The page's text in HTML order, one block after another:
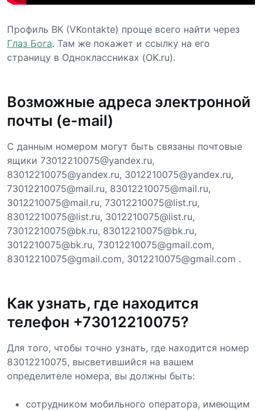
Профиль ВК (VKontakte) проще всего найти через
Глаз Бога. Там же покажет и ссылку на его
страницу в Одноклассниках (OK.ru).
Возможные адреса электронной
почты (e-mail)
С данным номером могут быть связаны почтовые
ящики 73012210075@yandex.ru,
83012210075@yandex.ru, 3012210075@yandex.ru,
73012210075@mail.ru, 83012210075@mail.ru,
3012210075@mail.ru, 73012210075@list.ru,
83012210075@list.ru, 3012210075@list.ru,
73012210075@bk.ru, 83012210075@bk.ru,
3012210075@bk.ru, 73012210075@gmail.com,
83012210075@gmail.com, 3012210075@gmail.com .
Как узнать, где находится
телефон +73012210075?
Для того, чтобы точно узнать, где находится номер
83012210075, высветившийся на вашем
определителе номера, вы должны быть:
сотрудником мобильного оператора, имеющим